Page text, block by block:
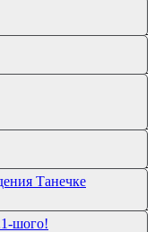
Танечке
шого!